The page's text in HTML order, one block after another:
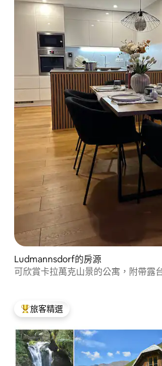
Ludmannsdorf的房源
可欣賞卡拉萬克山景的公寓，附帶露
旅客精選榜首
旅客精選